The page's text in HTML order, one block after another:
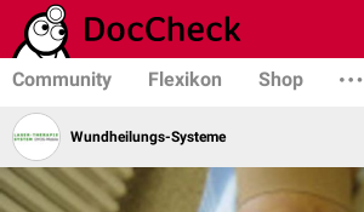
Community Flexikon Shop
Wundheilungs-Systeme